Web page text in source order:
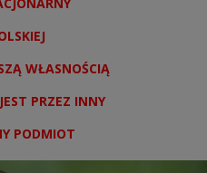
WŁASNOŚCIĄ
PRZEZ INNY
PODMIOT